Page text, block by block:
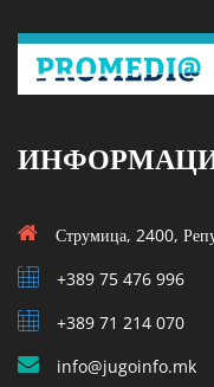
Струмица, 2400,
+389 75 476 996
+389 71 214 070
info@jugoinfo.mk